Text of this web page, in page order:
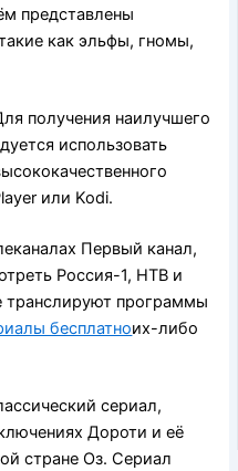
представлены
как эльфы, гномы,
получения наилучшего
использовать
или Kodi.
Первый канал,
Россия-1, НТВ и
транслируют программы
бесплатноих-либо
сериал,
Дороти и её
стране Оз. Сериал